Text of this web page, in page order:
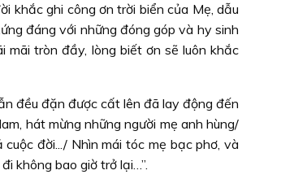
khắc ghi công ơn trời biển của Mẹ, dẫu
đáng với những đóng góp và hy sinh
mãi tròn đầy, lòng biết ơn sẽ luôn khắc
đều đặn được cất lên đã lay động đến
hát mừng những người mẹ anh hùng/
đời.../ Nhìn mái tóc mẹ bạc phơ, và
không bao giờ trở lại…”.